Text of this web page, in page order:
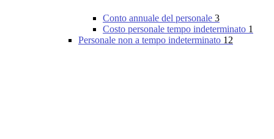
Conto annuale del personale 3
Costo personale tempo indeterminato 1
Personale non a tempo indeterminato 12